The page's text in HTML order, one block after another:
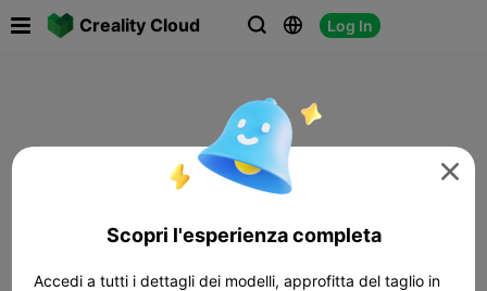
Creality Cloud   Log In

Scopri l'esperienza completa
Accedi a tutti i dettagli dei modelli, approfitta del taglio in